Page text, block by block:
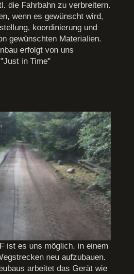
die Fahrbahn zu verbreitern.
wenn es gewünscht wird,
koordinierung und
gewünschten Materialien.
erfolgt von uns
"Just in Time"
ist es uns möglich, in einem
neu aufzubauen.
arbeitet das Gerät wie